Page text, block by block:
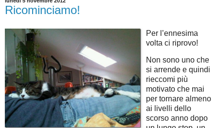
Ricominciamo!
Per l’ennesima
volta ci riprovo!
Non sono uno che
si arrende e quindi
rieccomi più
motivato che mai
per tornare almeno
ai livelli dello
scorso anno dopo